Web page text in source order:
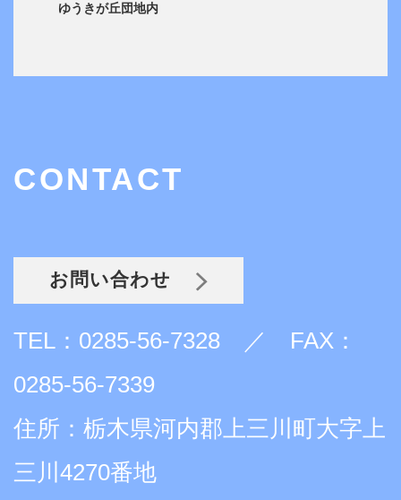
ゆうきが丘団地内
CONTACT
お問い合わせ
TEL：0285-56-7328 ／ FAX：
0285-56-7339
住所：栃木県河内郡上三川町大字上
三川4270番地